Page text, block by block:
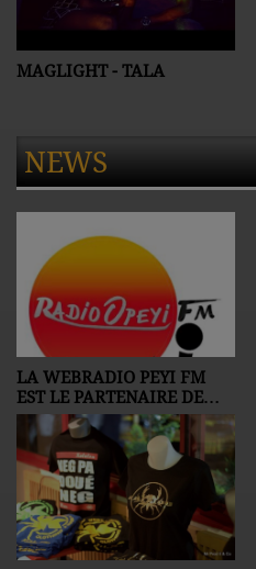
MAGLIGHT - TALA
NEWS
LA WEBRADIO PEYI FM
EST LE PARTENAIRE DE
C.V.S http://www.peyi-
fm.com/evenements